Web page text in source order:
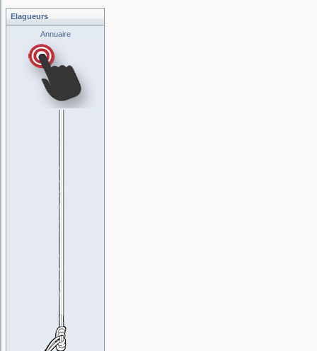
Elagueurs
Annuaire